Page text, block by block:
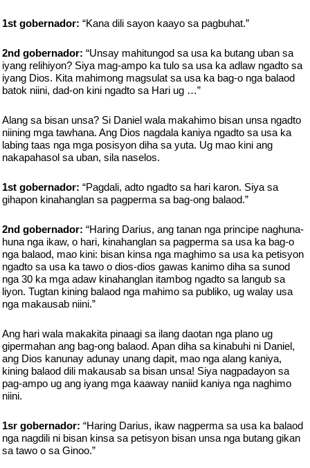
1st gobernador: “Kana dili sayon kaayo sa pagbuhat.”
2nd gobernador: “Unsay mahitungod sa usa ka butang uban sa
iyang relihiyon? Siya mag-ampo ka tulo sa usa ka adlaw ngadto sa
iyang Dios. Kita mahimong magsulat sa usa ka bag-o nga balaod
batok niini, dad-on kini ngadto sa Hari ug …”
Alang sa bisan unsa? Si Daniel wala makahimo bisan unsa ngadto
niining mga tawhana. Ang Dios nagdala kaniya ngadto sa usa ka
labing taas nga mga posisyon diha sa yuta. Ug mao kini ang
nakapahasol sa uban, sila naselos.
1st gobernador: “Pagdali, adto ngadto sa hari karon. Siya sa
gihapon kinahanglan sa pagperma sa bag-ong balaod.”
2nd gobernador: “Haring Darius, ang tanan nga principe naghuna-
huna nga ikaw, o hari, kinahanglan sa pagperma sa usa ka bag-o
nga balaod, mao kini: bisan kinsa nga maghimo sa usa ka petisyon
ngadto sa usa ka tawo o dios-dios gawas kanimo diha sa sunod
nga 30 ka mga adaw kinahanglan itambog ngadto sa langub sa
liyon. Tugtan kining balaod nga mahimo sa publiko, ug walay usa
nga makausab niini.”
Ang hari wala makakita pinaagi sa ilang daotan nga plano ug
gipermahan ang bag-ong balaod. Apan diha sa kinabuhi ni Daniel,
ang Dios kanunay adunay unang dapit, mao nga alang kaniya,
kining balaod dili makausab sa bisan unsa! Siya nagpadayon sa
pag-ampo ug ang iyang mga kaaway naniid kaniya nga naghimo
niini.
1sr gobernador: “Haring Darius, ikaw nagperma sa usa ka balaod
nga nagdili ni bisan kinsa sa petisyon bisan unsa nga butang gikan
sa tawo o sa Ginoo.”